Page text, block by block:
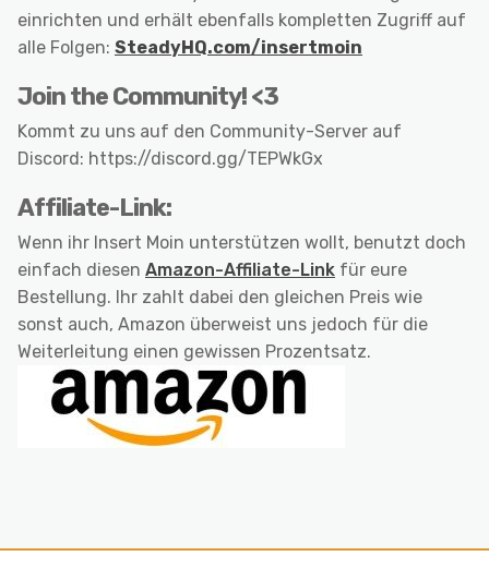
einrichten und erhält ebenfalls kompletten Zugriff auf
alle Folgen: SteadyHQ.com/insertmoin
Join the Community! <3
Kommt zu uns auf den Community-Server auf
Discord: https://discord.gg/TEPWkGx
Affiliate-Link:
Wenn ihr Insert Moin unterstützen wollt, benutzt doch
einfach diesen Amazon-Affiliate-Link für eure
Bestellung. Ihr zahlt dabei den gleichen Preis wie
sonst auch, Amazon überweist uns jedoch für die
Weiterleitung einen gewissen Prozentsatz.